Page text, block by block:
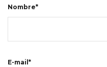
Nombre*
E-mail*